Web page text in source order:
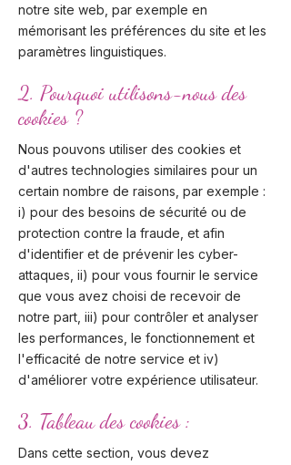
notre site web, par exemple en
mémorisant les préférences du site et les
paramètres linguistiques.
2. Pourquoi utilisons-nous des
cookies ?
Nous pouvons utiliser des cookies et
d'autres technologies similaires pour un
certain nombre de raisons, par exemple :
i) pour des besoins de sécurité ou de
protection contre la fraude, et afin
d'identifier et de prévenir les cyber-
attaques, ii) pour vous fournir le service
que vous avez choisi de recevoir de
notre part, iii) pour contrôler et analyser
les performances, le fonctionnement et
l'efficacité de notre service et iv)
d'améliorer votre expérience utilisateur.
3. Tableau des cookies :
Dans cette section, vous devez